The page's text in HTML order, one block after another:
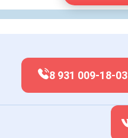
8 931 009-18-03